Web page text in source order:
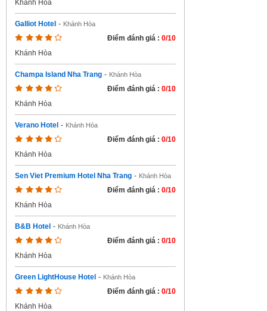
Khánh Hòa
Galliot Hotel - Khánh Hòa
Điểm đánh giá : 0/10
Khánh Hòa
Champa Island Nha Trang - Khánh Hòa
Điểm đánh giá : 0/10
Khánh Hòa
Verano Hotel - Khánh Hòa
Điểm đánh giá : 0/10
Khánh Hòa
Sen Viet Premium Hotel Nha Trang - Khánh Hòa
Điểm đánh giá : 0/10
Khánh Hòa
B&B Hotel - Khánh Hòa
Điểm đánh giá : 0/10
Khánh Hòa
Green LightHouse Hotel - Khánh Hòa
Điểm đánh giá : 0/10
Khánh Hòa